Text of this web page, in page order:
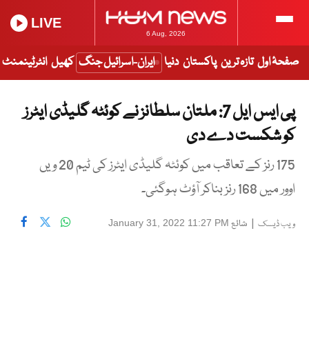
6 Aug, 2026
LIVE
صفحۂ اول تازہ ترین پاکستان دنیا ایران-اسرائیل جنگ کھیل انٹرٹینمنٹ
پی ایس ایل 7: ملتان سلطانز نے کوئٹہ گلیڈی ایٹرز
کو شکست دے دی
175 رنز کے تعاقب میں کوئٹہ گلیڈی ایٹرز کی ٹیم 20 ویں
اوور میں 168 رنز بناکر آؤٹ ہوگئی۔
ویب ڈیسک | شائع January 31, 2022 11:27 PM